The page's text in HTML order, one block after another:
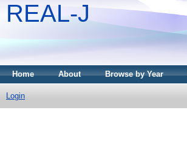
REAL-J
Home About Browse by Year
Login